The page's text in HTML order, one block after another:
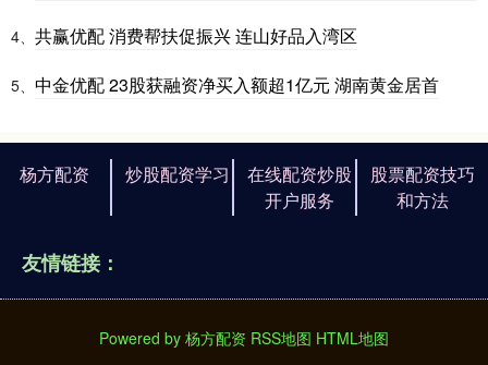
4、 共赢优配 消费帮扶促振兴 连山好品入湾区
5、 中金优配 23股获融资净买入额超1亿元 湖南黄金居首
杨方配资 炒股配资学习
在线配资炒股
开户服务
股票配资技巧
和方法
友情链接：
Powered by 杨方配资 RSS地图 HTML地图